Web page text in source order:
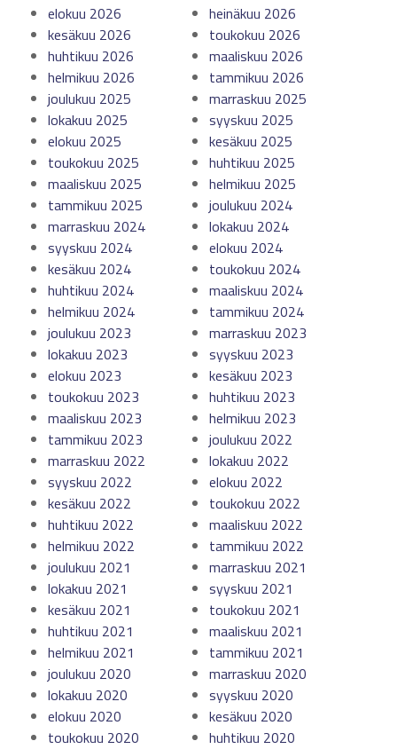
elokuu 2026
heinäkuu 2026
kesäkuu 2026
toukokuu 2026
huhtikuu 2026
maaliskuu 2026
helmikuu 2026
tammikuu 2026
joulukuu 2025
marraskuu 2025
lokakuu 2025
syyskuu 2025
elokuu 2025
kesäkuu 2025
toukokuu 2025
huhtikuu 2025
maaliskuu 2025
helmikuu 2025
tammikuu 2025
joulukuu 2024
marraskuu 2024
lokakuu 2024
syyskuu 2024
elokuu 2024
kesäkuu 2024
toukokuu 2024
huhtikuu 2024
maaliskuu 2024
helmikuu 2024
tammikuu 2024
joulukuu 2023
marraskuu 2023
lokakuu 2023
syyskuu 2023
elokuu 2023
kesäkuu 2023
toukokuu 2023
huhtikuu 2023
maaliskuu 2023
helmikuu 2023
tammikuu 2023
joulukuu 2022
marraskuu 2022
lokakuu 2022
syyskuu 2022
elokuu 2022
kesäkuu 2022
toukokuu 2022
huhtikuu 2022
maaliskuu 2022
helmikuu 2022
tammikuu 2022
joulukuu 2021
marraskuu 2021
lokakuu 2021
syyskuu 2021
kesäkuu 2021
toukokuu 2021
huhtikuu 2021
maaliskuu 2021
helmikuu 2021
tammikuu 2021
joulukuu 2020
marraskuu 2020
lokakuu 2020
syyskuu 2020
elokuu 2020
kesäkuu 2020
toukokuu 2020
huhtikuu 2020